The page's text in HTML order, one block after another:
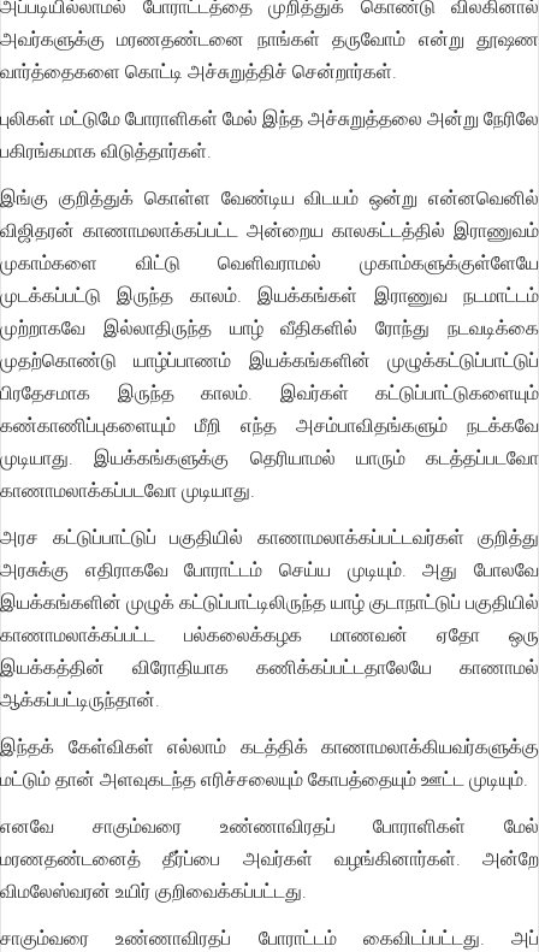
அப்படியில்லாமல் போராட்டத்தை முறித்துக் கொண்டு விலகினால்
அவர்களுக்கு மரணதண்டனை நாங்கள் தருவோம் என்று தூஷண
வார்த்தைகளை கொட்டி அச்சுறுத்திச் சென்றார்கள்.
புலிகள் மட்டுமே போராளிகள் மேல் இந்த அச்சுறுத்தலை அன்று நேரிலே
பகிரங்கமாக விடுத்தார்கள்.
இங்கு குறித்துக் கொள்ள வேண்டிய விடயம் ஒன்று என்னவெனில்
விஜிதரன் காணாமலாக்கப்பட்ட அன்றைய காலகட்டத்தில் இராணுவம்
முகாம்களை விட்டு வெளிவராமல் முகாம்களுக்குள்ளேயே
முடக்கப்பட்டு இருந்த காலம். இயக்கங்கள் இராணுவ நடமாட்டம்
முற்றாகவே இல்லாதிருந்த யாழ் வீதிகளில் ரோந்து நடவடிக்கை
முதற்கொண்டு யாழ்ப்பாணம் இயக்கங்களின் முழுக்கட்டுப்பாட்டுப்
பிரதேசமாக இருந்த காலம். இவர்கள் கட்டுப்பாட்டுகளையும்
கண்காணிப்புகளையும் மீறி எந்த அசம்பாவிதங்களும் நடக்கவே
முடியாது. இயக்கங்களுக்கு தெரியாமல் யாரும் கடத்தப்படவோ
காணாமலாக்கப்படவோ முடியாது.
அரச கட்டுப்பாட்டுப் பகுதியில் காணாமலாக்கப்பட்டவர்கள் குறித்து
அரசுக்கு எதிராகவே போராட்டம் செய்ய முடியும். அது போலவே
இயக்கங்களின் முழுக் கட்டுப்பாட்டிலிருந்த யாழ் குடாநாட்டுப் பகுதியில்
காணாமலாக்கப்பட்ட பல்கலைக்கழக மாணவன் ஏதோ ஒரு
இயக்கத்தின் விரோதியாக கணிக்கப்பட்டதாலேயே காணாமல்
ஆக்கப்பட்டிருந்தான்.
இந்தக் கேள்விகள் எல்லாம் கடத்திக் காணாமலாக்கியவர்களுக்கு
மட்டும் தான் அளவுகடந்த எரிச்சலையும் கோபத்தையும் ஊட்ட முடியும்.
எனவே சாகும்வரை உண்ணாவிரதப் போராளிகள் மேல்
மரணதண்டனைத் தீர்ப்பை அவர்கள் வழங்கினார்கள். அன்றே
விமலேஸ்வரன் உயிர் குறிவைக்கப்பட்டது.
சாகும்வரை உண்ணாவிரதப் போராட்டம் கைவிடப்பட்டது. அப்